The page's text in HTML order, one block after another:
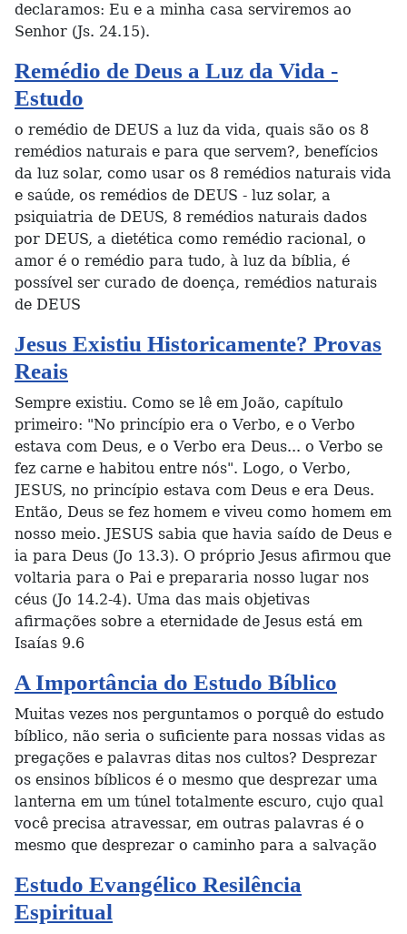
declaramos: Eu e a minha casa serviremos ao
Senhor (Js. 24.15).
Remédio de Deus a Luz da Vida -
Estudo
o remédio de DEUS a luz da vida, quais são os 8
remédios naturais e para que servem?, benefícios
da luz solar, como usar os 8 remédios naturais vida
e saúde, os remédios de DEUS - luz solar, a
psiquiatria de DEUS, 8 remédios naturais dados
por DEUS, a dietética como remédio racional, o
amor é o remédio para tudo, à luz da bíblia, é
possível ser curado de doença, remédios naturais
de DEUS
Jesus Existiu Historicamente? Provas
Reais
Sempre existiu. Como se lê em João, capítulo
primeiro: "No princípio era o Verbo, e o Verbo
estava com Deus, e o Verbo era Deus... o Verbo se
fez carne e habitou entre nós". Logo, o Verbo,
JESUS, no princípio estava com Deus e era Deus.
Então, Deus se fez homem e viveu como homem em
nosso meio. JESUS sabia que havia saído de Deus e
ia para Deus (Jo 13.3). O próprio Jesus afirmou que
voltaria para o Pai e prepararia nosso lugar nos
céus (Jo 14.2-4). Uma das mais objetivas
afirmações sobre a eternidade de Jesus está em
Isaías 9.6
A Importância do Estudo Bíblico
Muitas vezes nos perguntamos o porquê do estudo
bíblico, não seria o suficiente para nossas vidas as
pregações e palavras ditas nos cultos? Desprezar
os ensinos bíblicos é o mesmo que desprezar uma
lanterna em um túnel totalmente escuro, cujo qual
você precisa atravessar, em outras palavras é o
mesmo que desprezar o caminho para a salvação
Estudo Evangélico Resilência
Espiritual